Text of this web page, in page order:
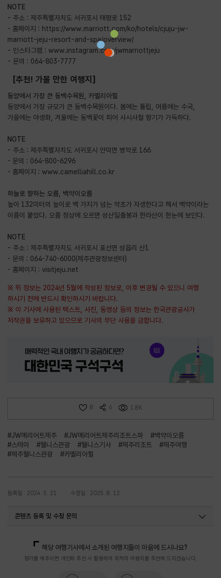
NOTE
- 주소 : 제주특별자치도 서귀포시 태평로 152
- 홈페이지 : https://www.marriott.com/ko/hotels/cjuju-jw-
marriott-jeju-resort-and-spa/overview/
- 인스타그램 : www.instagram.com/jwmarriottjeju
- 문의 : 064-803-7777
[추천! 가볼 만한 여행지]
동양에서 가장 큰 동백수목원, 카멜리아힐
동양에서 가장 규모가 큰 동백수목원이다. 봄에는 튤립, 여름에는 수국,
가을에는 야생화, 겨울에는 동백꽃이 피어 사시사철 향기가 가득하다.
NOTE
- 주소 : 제주특별자치도 서귀포시 안덕면 병악로 166
- 문의 : 064-800-6296
- 홈페이지 : www.camelliahill.co.kr
하늘로 향하는 오름, 백약이오름
높이 132미터의 높이로 백 가지가 넘는 약초가 자생한다고 해서 백약이라는
이름이 붙었다. 오름 정상에 오르면 성산일출봉과 한라산이 한눈에 보인다.
NOTE
- 주소 : 제주특별자치도 서귀포시 표선면 성읍리 산1
- 문의 : 064-740-6000(제주관광정보센터)
- 홈페이지 : visitjeju.net
※ 위 정보는 2024년 5월에 작성된 정보로, 이후 변경될 수 있으니 여행
하시기 전에 반드시 확인하시기 바랍니다.
※ 이 기사에 사용된 텍스트, 사진, 동영상 등의 정보는 한국관광공사가
저작권을 보유하고 있으므로 기사의 무단 사용을 금합니다.
8 6 1.8K
#JW메리어트제주 #JW메리어트제주리조트스파
#백약이오름
#스테이
#웰니스관광 #웰니스기사 #제주리조트
#제주여행
#제주웰니스관광
#카멜리아힐
등록일 : 2024. 5. 21. 수정일 : 2025. 8. 12.
콘텐츠 등록 및 수정 문의
해당 여행기사에서 소개된 여행지들이 마음에 드시나요?
평가를 해주시면 개인화 추천 시 활용하여 최적의 여행지를 추천해 드리겠습니다.